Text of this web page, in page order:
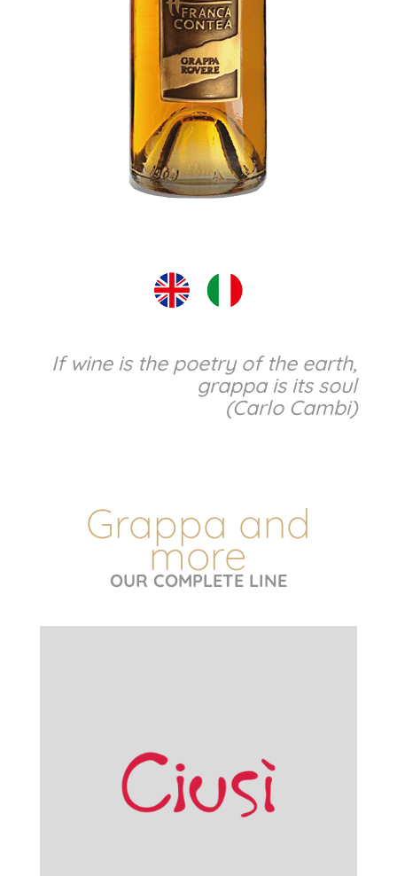
If wine is the poetry of the earth,
grappa is its soul
(Carlo Cambi)
Grappa and
more
OUR COMPLETE LINE